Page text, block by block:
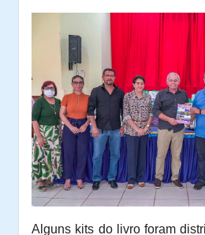
Alguns kits do livro foram